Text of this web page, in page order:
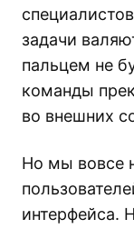
задачи
пальцем не
команды
во внешних
Но мы вовсе
интерфейса.